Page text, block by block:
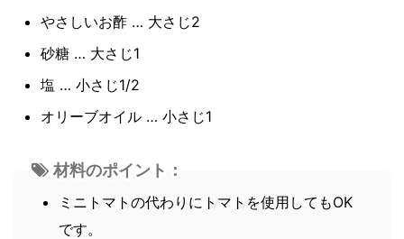
やさしいお酢 … 大さじ2
砂糖 … 大さじ1
塩 … 小さじ1/2
オリーブオイル … 小さじ1
材料のポイント：
ミニトマトの代わりにトマトを使用してもOK
です。